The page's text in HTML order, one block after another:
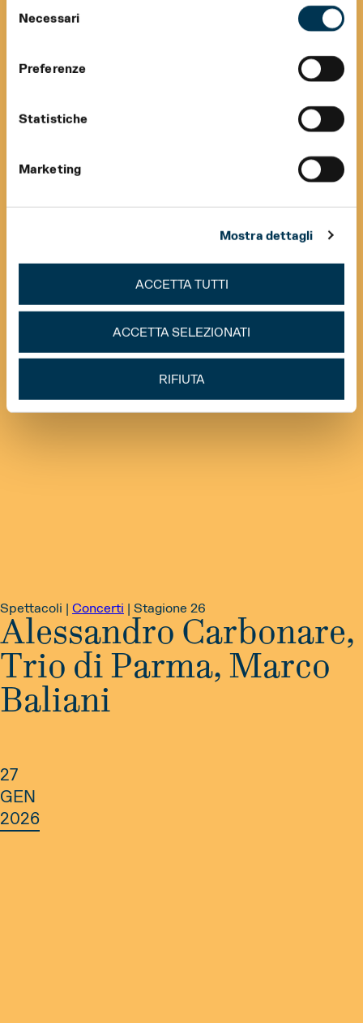
delNecessari
Preferenze
Statistiche
Marketing
Mostra dettagli
ACCETTA TUTTI
ACCETTA SELEZIONATI
RIFIUTA
Spettacoli | Concerti | Stagione 26
Alessandro Carbonare,
Trio di Parma, Marco
Baliani
27
GEN
2026